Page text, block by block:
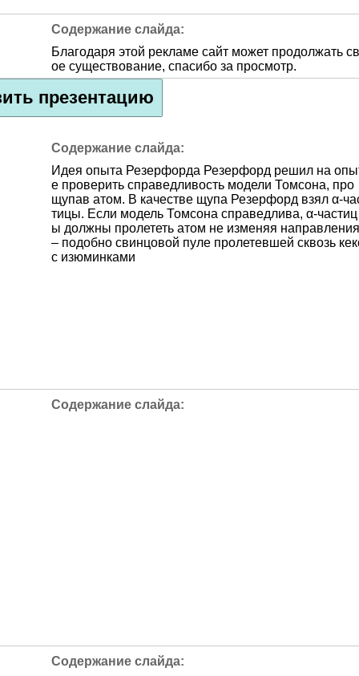
Благодаря этой рекламе сайт может продолжать св
ое существование, спасибо за просмотр.
презентацию
Идея опыта Резерфорда Резерфорд решил на
е проверить справедливость модели Томсона, про
щупав атом. В качестве щупа Резерфорд взял α-
тицы. Если модель Томсона справедлива, α-частиц
ы должны пролететь атом не изменяя направления
– подобно свинцовой пуле пролетевшей сквозь
с изюминками